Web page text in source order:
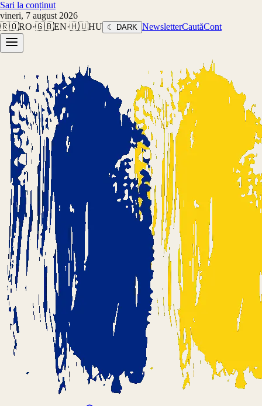
Sari la conținut
vineri, 7 august 2026
🇷🇴RO·🇬🇧EN·🇭🇺HU ☾ DARK NewsletterCautăCont